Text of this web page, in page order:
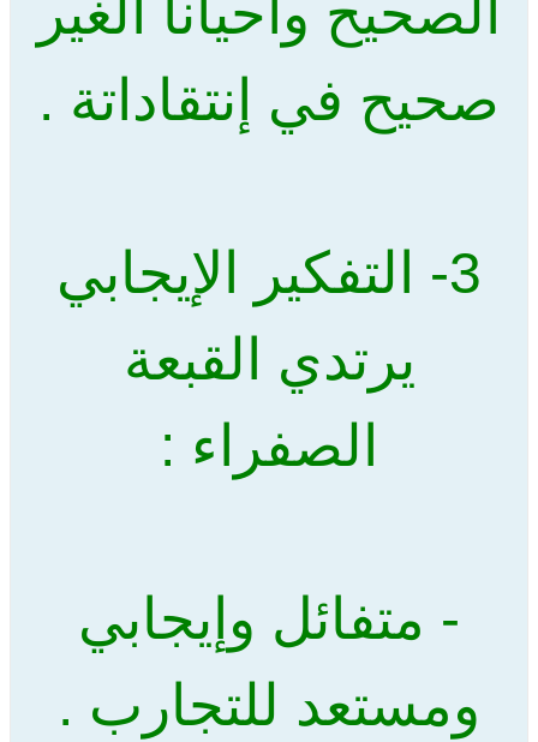
الصحيح وأحيانا الغير
صحيح في إنتقاداتة .
3- التفكير الإيجابي
يرتدي القبعة
الصفراء :
- متفائل وإيجابي
ومستعد للتجارب .